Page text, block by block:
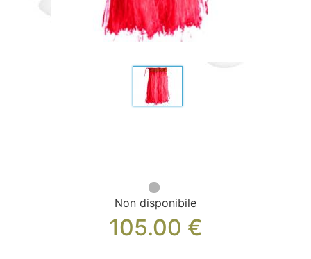
Borsa, Gioielli e Accessori (33)
Non disponibile
105.00 €